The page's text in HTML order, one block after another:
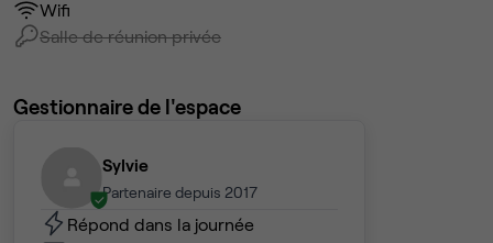
Wifi
Salle de réunion privée
Gestionnaire de l'espace
Sylvie
Partenaire depuis 2017
Répond dans la journée